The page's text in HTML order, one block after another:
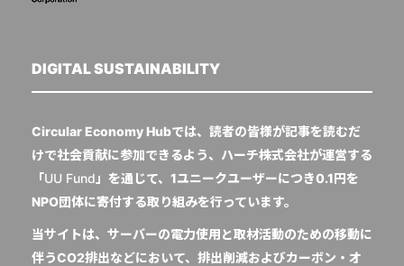
DIGITAL SUSTAINABILITY
Circular Economy Hubでは、読者の皆様が記事を読むだ
けで社会貢献に参加できるよう、ハーチ株式会社が運営する
「UU Fund 」を通じて、1ユニークユーザーにつき0.1円を
NPO団体に寄付する取り組みを行っています。
当サイトは、サーバーの電力使用と取材活動のための移動に
伴うCO2排出などにおいて、排出削減およびカーボン・オ